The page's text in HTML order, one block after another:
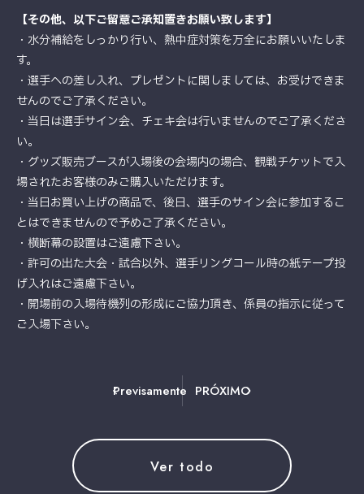
【その他、以下ご留意ご承知置きお願い致します】
・水分補給をしっかり行い、熱中症対策を万全にお願いいたしま
す。
・選手への差し入れ、プレゼントに関しましては、お受けできま
せんのでご了承ください。
・当日は選手サイン会、チェキ会は行いませんのでご了承くださ
い。
・グッズ販売ブースが入場後の会場内の場合、観戦チケットで入
場されたお客様のみご購入いただけます。
・当日お買い上げの商品で、後日、選手のサイン会に参加するこ
とはできませんので予めご了承ください。
・横断幕の設置はご遠慮下さい。
・許可の出た大会・試合以外、選手リングコール時の紙テープ投
げ入れはご遠慮下さい。
・開場前の入場待機列の形成にご協力頂き、係員の指示に従って
ご入場下さい。
Previsamente PRÓXIMO
Ver todo